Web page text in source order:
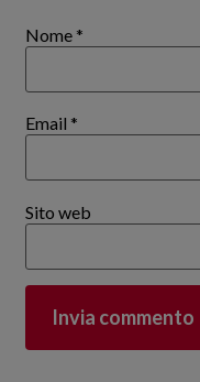
Nome *
Email *
Sito web